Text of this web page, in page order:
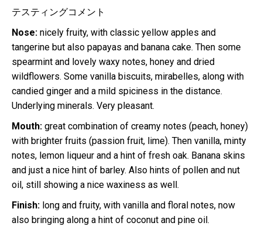
テスティングコメント
Nose: nicely fruity, with classic yellow apples and
tangerine but also papayas and banana cake. Then some
spearmint and lovely waxy notes, honey and dried
wildflowers. Some vanilla biscuits, mirabelles, along with
candied ginger and a mild spiciness in the distance.
Underlying minerals. Very pleasant.
Mouth: great combination of creamy notes (peach, honey)
with brighter fruits (passion fruit, lime). Then vanilla, minty
notes, lemon liqueur and a hint of fresh oak. Banana skins
and just a nice hint of barley. Also hints of pollen and nut
oil, still showing a nice waxiness as well.
Finish: long and fruity, with vanilla and floral notes, now
also bringing along a hint of coconut and pine oil.